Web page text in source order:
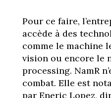
Pour ce faire,
accède à des
comme le machine
vision ou encore le
processing. NamR
combat. Elle est
par Eneric Lopez,